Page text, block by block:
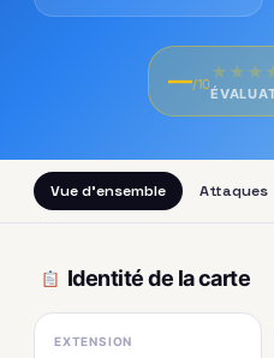
—/10
★ ★ ★
Vue d'ensemble Attaques
Identité de la carte
EXTENSION